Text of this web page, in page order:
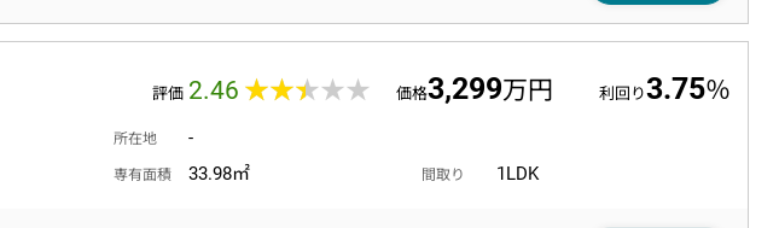
評価 2.46 ★★★★★
★★★★★ 価格3,299万円 利回り3.75％
所在地 -
専有面積 33.98㎡ 間取り 1LDK